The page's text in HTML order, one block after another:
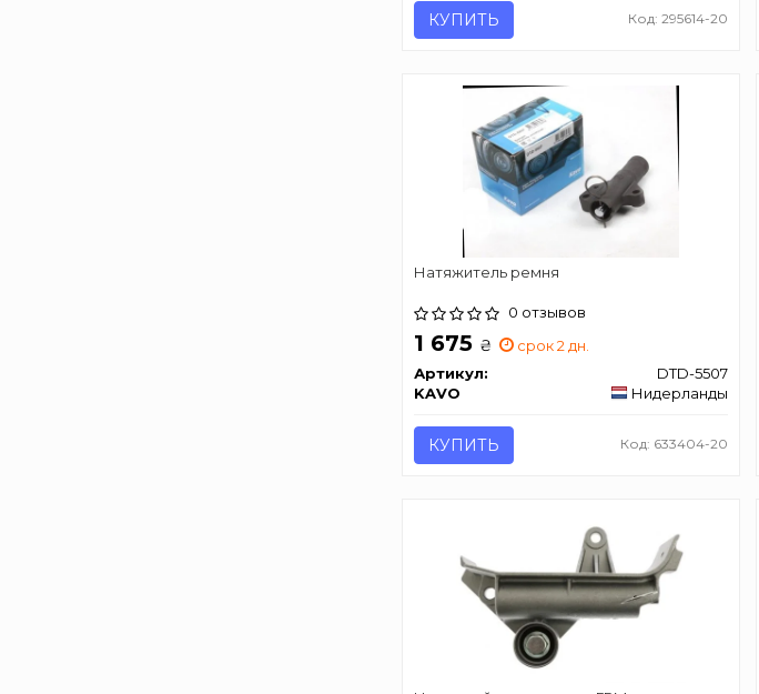
КУПИТЬ Код: 295614-20
Натяжитель ремня
0 отзывов
1 675 ₴
срок 2 дн.
Артикул:
DTD-5507
KAVO
Нидерланды
КУПИТЬ Код: 633404-20